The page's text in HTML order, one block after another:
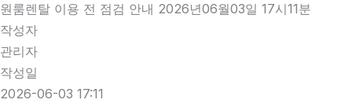
원룸렌탈 이용 전 점검 안내 2026년06월03일 17시11분
작성자
관리자
작성일
2026-06-03 17:11